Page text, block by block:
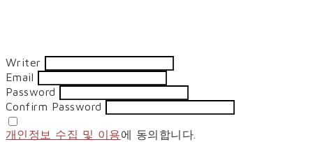
Writer
Email
Password
Confirm Password
개인정보 수집 및 이용에 동의합니다.